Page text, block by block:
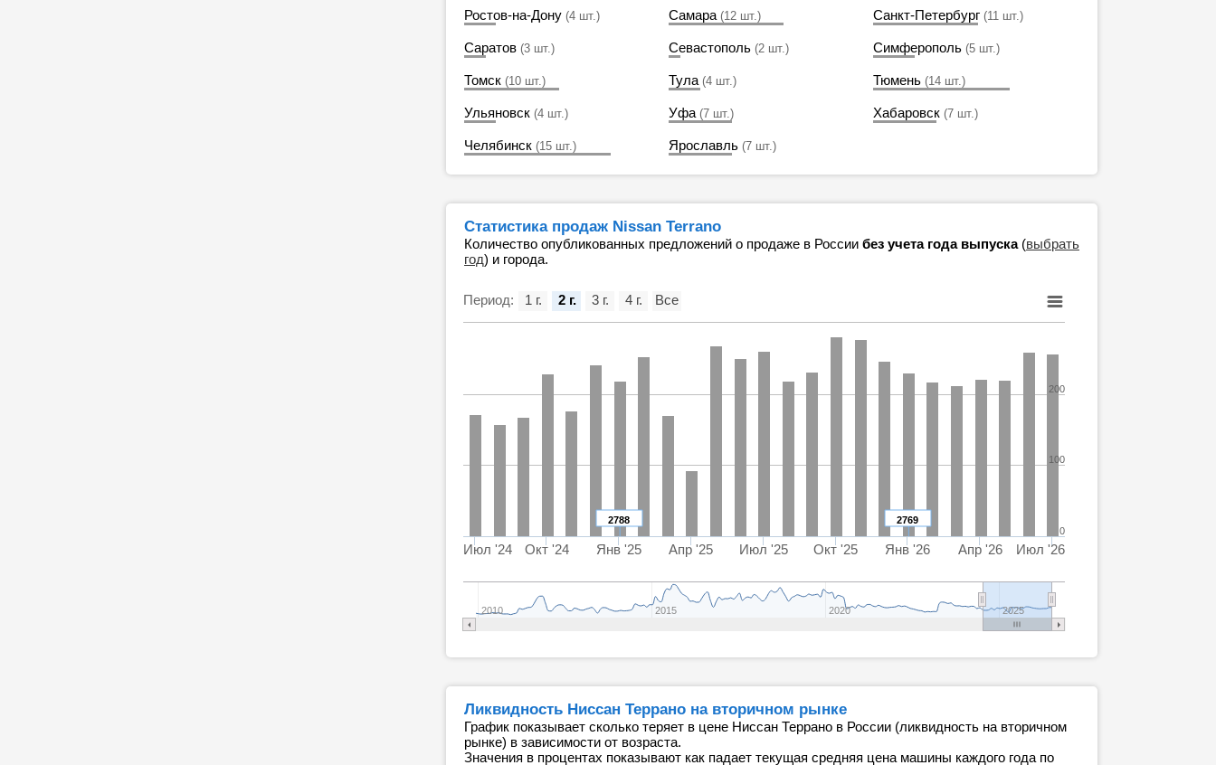
Ростов-на-Дону (4 шт.) Самара (12 шт.) Санкт-Петербург (11 шт.)
Саратов (3 шт.) Севастополь (2 шт.) Симферополь (5 шт.)
Томск (10 шт.) Тула (4 шт.) Тюмень (14 шт.)
Ульяновск (4 шт.) Уфа (7 шт.) Хабаровск (7 шт.)
Челябинск (15 шт.) Ярославль (7 шт.)
Статистика продаж Nissan Terrano
Количество опубликованных предложений о продаже в России без учета года выпуска(выбрать
год) и города.
Период:
2769
2788
Июл '24 Окт '24 Янв '25 Апр '25 Июл '25 Окт '25 Янв '26 Апр '26 Июл '26
2010 2015 2020 2025
0
100
200
1 г. 2 г. 3 г. 4 г. Все
Ликвидность Ниссан Террано на вторичном рынке
График показывает сколько теряет в цене Ниссан Террано в России (ликвидность на вторичном
рынке) в зависимости от возраста.
Значения в процентах показывают как падает текущая средняя цена машины каждого года по